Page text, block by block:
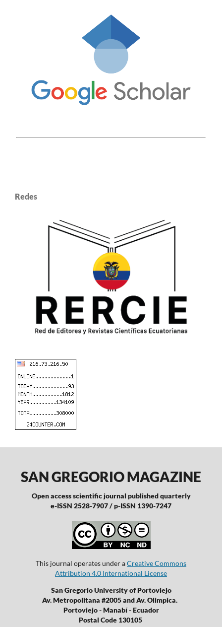
Redes
SAN GREGORIO MAGAZINE
Open access scientific journal published quarterly
e-ISSN 2528-7907 / p-ISSN 1390-7247
This journal operates under aCreative Commons
Attribution 4.0 International License
San Gregorio University of Portoviejo
Av. Metropolitana #2005 and Av. Olimpica.
Portoviejo - Manabí - Ecuador
Postal Code 130105